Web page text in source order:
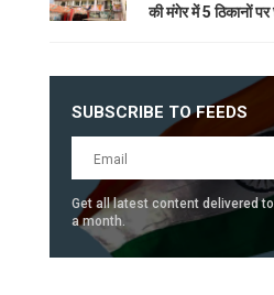
की मंगेर में 5 ठिकानों पर
SUBSCRIBE TO FEEDS
Get all latest content delivered
a month.